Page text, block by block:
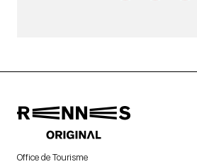
Office de Tourisme